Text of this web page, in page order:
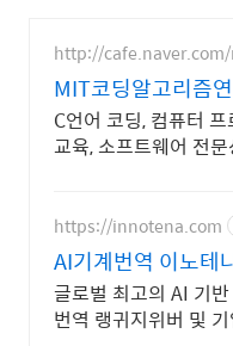
http://
MIT코딩알고리즘
C언어 코딩, 컴퓨터
교육, 소프트웨어 전
https://innotena.com
AI기계번역 이노테
글로벌 최고의 AI 기
번역 랭귀지위버 및